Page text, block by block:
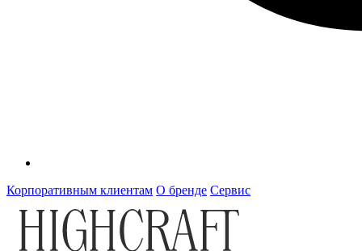
Корпоративным клиентам О бренде Сервис